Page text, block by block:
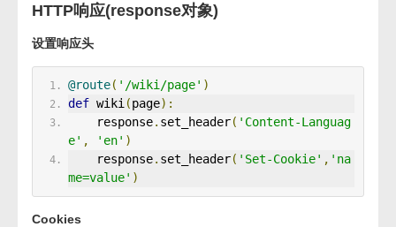
HTTP响应(response对象)
设置响应头
@route( '/wiki/page' )
def wiki (page):
    response
. set_header( 'Content-Languag
e' , 'en' )
    response
. set_header( 'Set-Cookie' , 'na
me=value' )
Cookies